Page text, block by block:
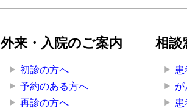
外来・入院のご案内
初診の方へ
予約のある方へ
再診の方へ
相談
患
が
患